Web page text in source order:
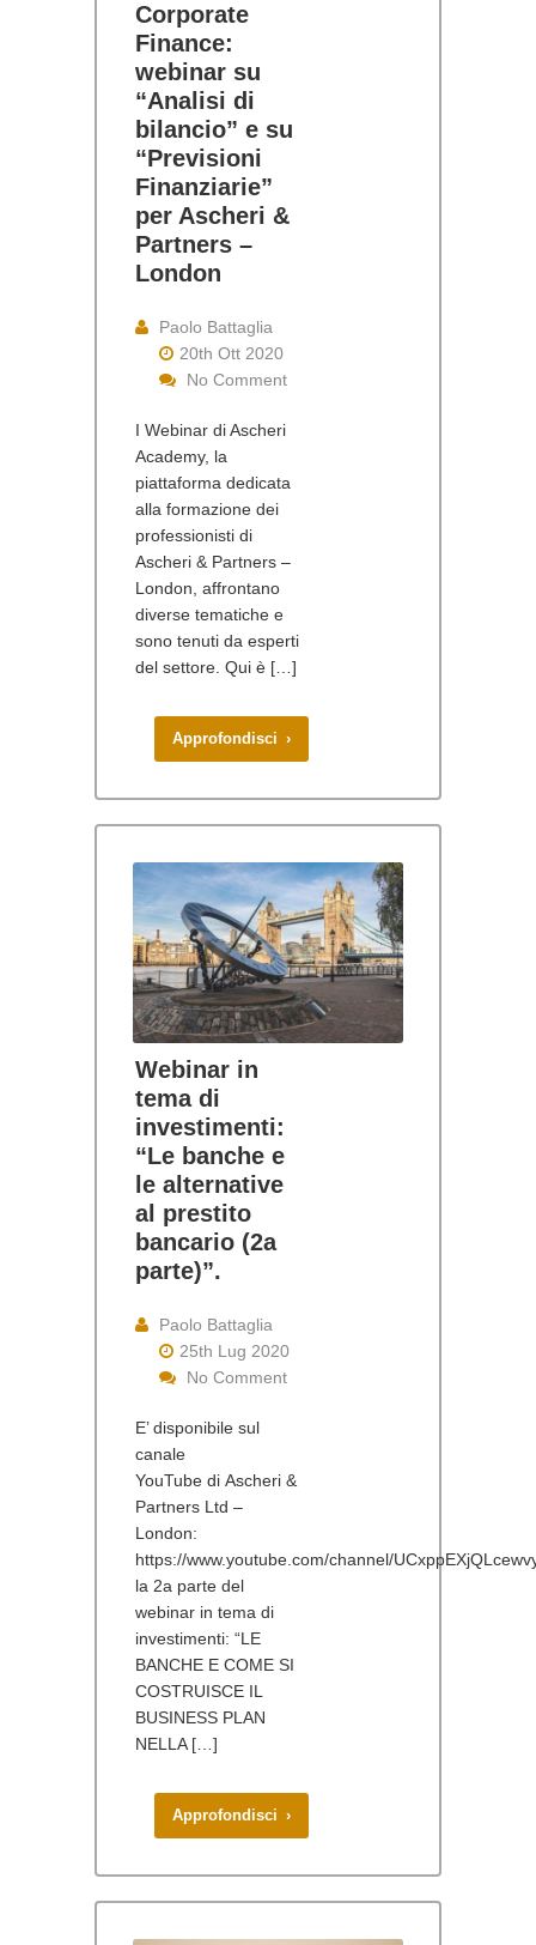
Corporate
Finance:
webinar su
“Analisi di
bilancio” e su
“Previsioni
Finanziarie”
per Ascheri &
Partners –
London
Paolo Battaglia
20th Ott 2020
No Comment
I Webinar di Ascheri
Academy, la
piattaforma dedicata
alla formazione dei
professionisti di
Ascheri & Partners –
London, affrontano
diverse tematiche e
sono tenuti da esperti
del settore. Qui è […]
Approfondisci ›
Webinar in
tema di
investimenti:
“Le banche e
le alternative
al prestito
bancario (2a
parte)”.
Paolo Battaglia
25th Lug 2020
No Comment
E’ disponibile sul
canale
YouTube di Ascheri &
Partners Ltd –
London:
https://www.youtube.com/channel/
la 2a parte del
webinar in tema di
investimenti: “LE
BANCHE E COME SI
COSTRUISCE IL
BUSINESS PLAN
NELLA […]
Approfondisci ›